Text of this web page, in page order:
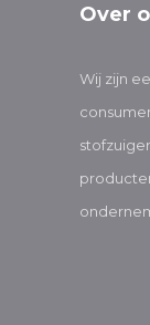
Over
Wij zijn